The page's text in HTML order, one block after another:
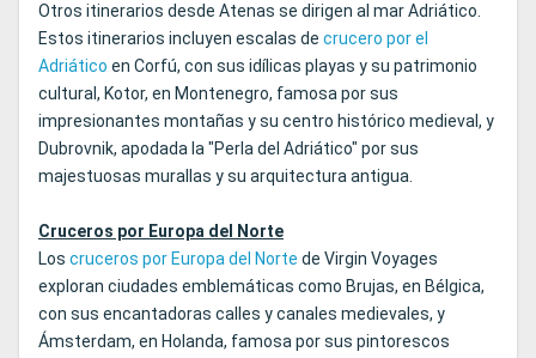
Otros itinerarios desde Atenas se dirigen al mar Adriático.
Estos itinerarios incluyen escalas de crucero por el
Adriático en Corfú, con sus idílicas playas y su patrimonio
cultural, Kotor, en Montenegro, famosa por sus
impresionantes montañas y su centro histórico medieval, y
Dubrovnik, apodada la "Perla del Adriático" por sus
majestuosas murallas y su arquitectura antigua.
Cruceros por Europa del Norte
Los cruceros por Europa del Norte de Virgin Voyages
exploran ciudades emblemáticas como Brujas, en Bélgica,
con sus encantadoras calles y canales medievales, y
Ámsterdam, en Holanda, famosa por sus pintorescos